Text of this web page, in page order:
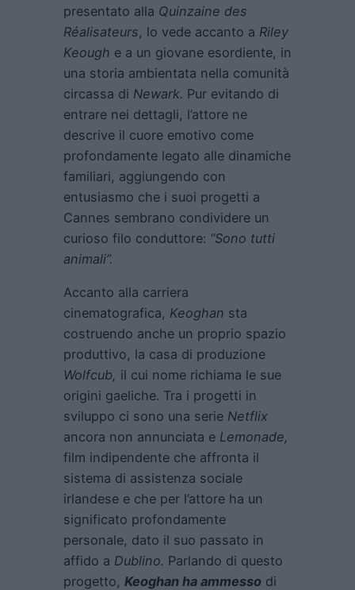
presentato alla Quinzaine des
Réalisateurs, lo vede accanto a Riley
Keough e a un giovane esordiente, in
una storia ambientata nella comunità
circassa di Newark. Pur evitando di
entrare nei dettagli, l’attore ne
descrive il cuore emotivo come
profondamente legato alle dinamiche
familiari, aggiungendo con
entusiasmo che i suoi progetti a
Cannes sembrano condividere un
curioso filo conduttore: “Sono tutti
animali”.
Accanto alla carriera
cinematografica, Keoghan sta
costruendo anche un proprio spazio
produttivo, la casa di produzione
Wolfcub, il cui nome richiama le sue
origini gaeliche. Tra i progetti in
sviluppo ci sono una serie Netflix
ancora non annunciata e Lemonade,
film indipendente che affronta il
sistema di assistenza sociale
irlandese e che per l’attore ha un
significato profondamente
personale, dato il suo passato in
affido a Dublino. Parlando di questo
progetto, Keoghan ha ammesso di